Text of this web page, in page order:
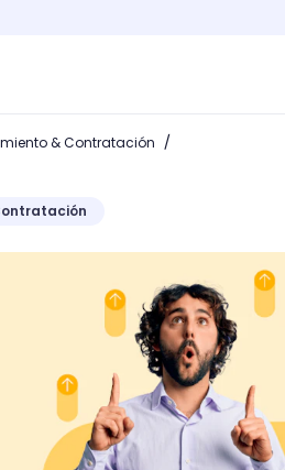
& Contratación /
de selección de